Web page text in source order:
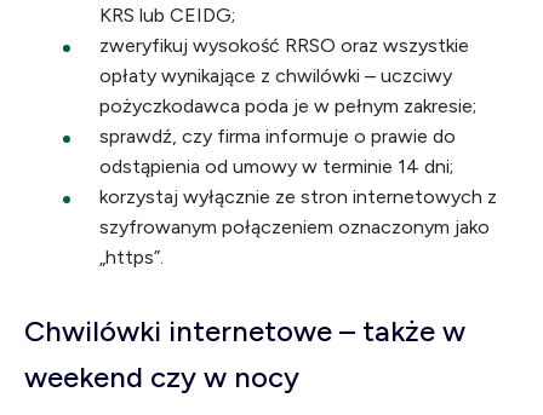
KRS lub CEIDG;
zweryfikuj wysokość RRSO oraz wszystkie
opłaty wynikające z chwilówki – uczciwy
pożyczkodawca poda je w pełnym zakresie;
sprawdź, czy firma informuje o prawie do
odstąpienia od umowy w terminie 14 dni;
korzystaj wyłącznie ze stron internetowych z
szyfrowanym połączeniem oznaczonym jako
„https”.
Chwilówki internetowe – także w
weekend czy w nocy